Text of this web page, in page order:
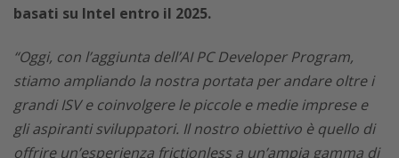
basati su Intel entro il 2025.
“Oggi, con l’aggiunta dell’AI PC Developer Program,
stiamo ampliando la nostra portata per andare oltre i
grandi ISV e coinvolgere le piccole e medie imprese e
gli aspiranti sviluppatori. Il nostro obiettivo è quello di
offrire un’esperienza frictionless a un’ampia gamma di